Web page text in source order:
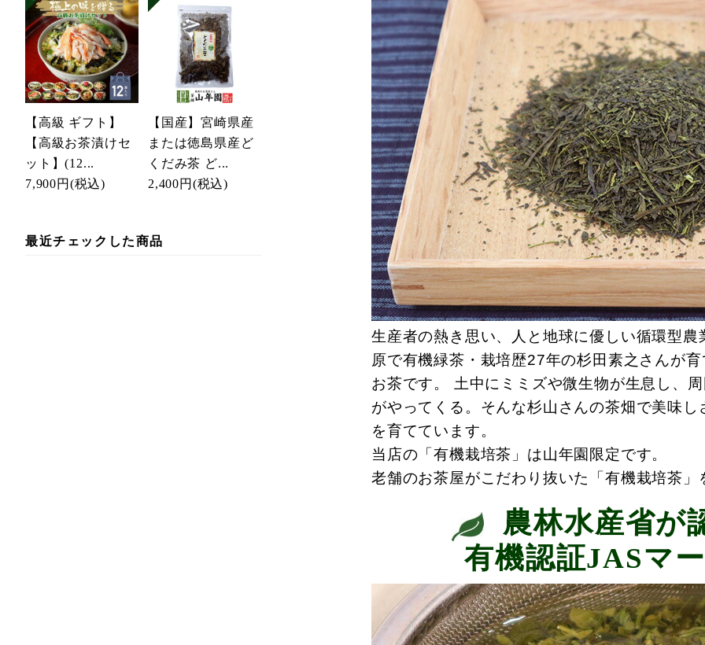
【高級 ギフト】
【高級お茶漬けセ
ット】(12...
7,900円 (税込)
【国産】宮崎県産
または徳島県産ど
くだみ茶 ど...
2,400円 (税込)
最近チェックした商品
生産者の熱き思い、人と地球に優しい循環型
原で有機緑茶・栽培歴27年の杉田素之さんが
お茶です。 土中にミミズや微生物が生息し、
がやってくる。そんな杉山さんの茶畑で美味
を育てています。
当店の「有機栽培茶」は山年園限定です。
老舗のお茶屋がこだわり抜いた「有機栽培茶
農林水産省が
有機認証JASマ